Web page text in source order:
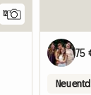
12
75
Neu